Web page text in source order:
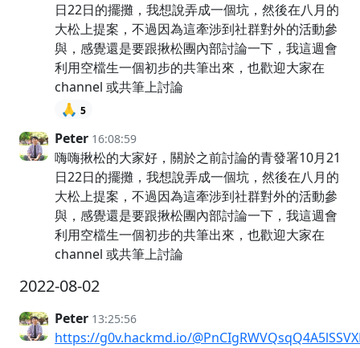
日22日的擺攤，我想說弄成一個坑，然後在八月的
大松上提案，不過因為這牽涉到社群對外的活動參
與，感覺還是要跟揪松團內部討論一下，我這週會
利用空檔生一個初步的共筆出來，也歡迎大家在
channel 或共筆上討論
🙏 5
Peter 16:08:59
嗨嗨揪松的大家好，關於之前討論的青發署10月21
日22日的擺攤，我想說弄成一個坑，然後在八月的
大松上提案，不過因為這牽涉到社群對外的活動參
與，感覺還是要跟揪松團內部討論一下，我這週會
利用空檔生一個初步的共筆出來，也歡迎大家在
channel 或共筆上討論
2022-08-02
Peter 13:25:56
https://g0v.hackmd.io/